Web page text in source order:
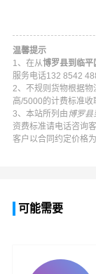
温馨提示
1、在从博罗县到临平
服务电话132 8542
2、不规则货物根据
高/5000的计费标准收
3、本站所列由 博罗
资费标准请电话咨询
客户以合同约定价格
可能需要